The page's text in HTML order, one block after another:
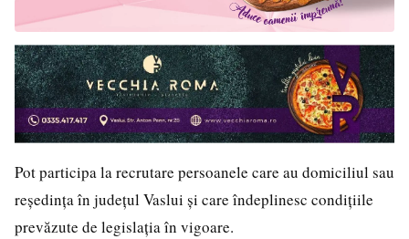
Pot participa la recrutare persoanele care au domiciliul sau
reședința în județul Vaslui și care îndeplinesc condițiile
prevăzute de legislația în vigoare.